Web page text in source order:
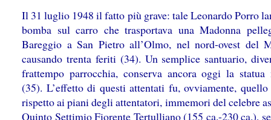
Il 31 luglio 1948 il fatto più grave: tale Leonardo Porro
bomba sul carro che trasportava una Madonna
Bareggio a San Pietro all’Olmo, nel nord-ovest del
causando trenta feriti (34). Un semplice santuario,
frattempo parrocchia, conserva ancora oggi la statua
(35). L’effetto di questi attentati fu, ovviamente, quello
rispetto ai piani degli attentatori, immemori del celebre
Quinto Settimio Fiorente Tertulliano (155 ca.-230 ca.),